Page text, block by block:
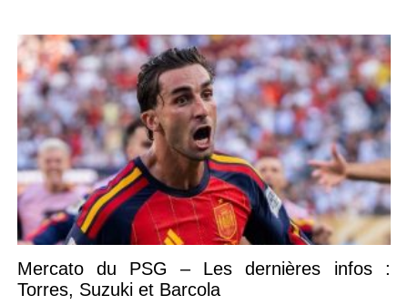
Mercato du PSG – Les dernières infos :
Torres, Suzuki et Barcola